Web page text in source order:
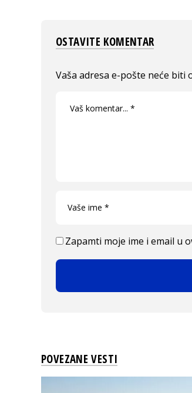
OSTAVITE KOMENTAR
Vaša adresa e-pošte neće biti
Zapamti moje ime i email u
POVEZANE VESTI